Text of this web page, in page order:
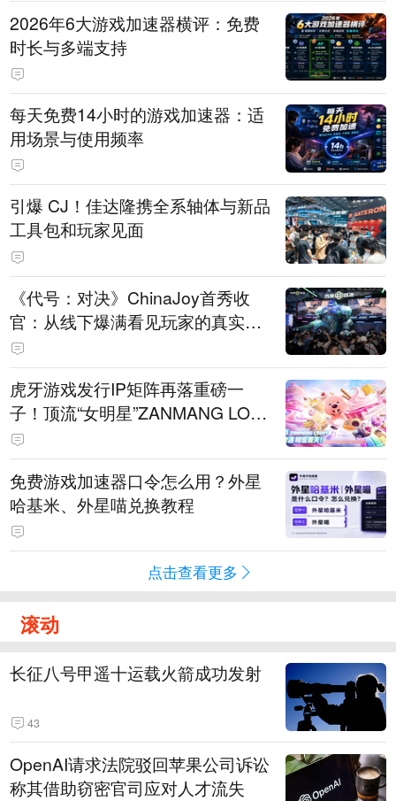
2026年6大游戏加速器横评：免费
时长与多端支持
每天免费14小时的游戏加速器：适
用场景与使用频率
引爆 CJ！佳达隆携全系轴体与新品
工具包和玩家见面
《代号：对决》ChinaJoy首秀收
官：从线下爆满看见玩家的真实期
待
虎牙游戏发行IP矩阵再落重磅一
子！顶流“女明星”ZANMANG LOO
PY 正版3D消除手游《消消奇遇》
惊喜曝光
免费游戏加速器口令怎么用？外星
哈基米、外星喵兑换教程
点击查看更多
滚动
长征八号甲遥十运载火箭成功发射
43
OpenAI请求法院驳回苹果公司诉讼
称其借助窃密官司应对人才流失